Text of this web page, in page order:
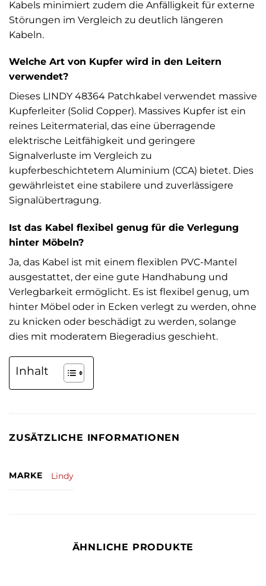
Kabels minimiert zudem die Anfälligkeit für externe
Störungen im Vergleich zu deutlich längeren
Kabeln.
Welche Art von Kupfer wird in den Leitern
verwendet?
Dieses LINDY 48364 Patchkabel verwendet massive
Kupferleiter (Solid Copper). Massives Kupfer ist ein
reines Leitermaterial, das eine überragende
elektrische Leitfähigkeit und geringere
Signalverluste im Vergleich zu
kupferbeschichtetem Aluminium (CCA) bietet. Dies
gewährleistet eine stabilere und zuverlässigere
Signalübertragung.
Ist das Kabel flexibel genug für die Verlegung
hinter Möbeln?
Ja, das Kabel ist mit einem flexiblen PVC-Mantel
ausgestattet, der eine gute Handhabung und
Verlegbarkeit ermöglicht. Es ist flexibel genug, um
hinter Möbel oder in Ecken verlegt zu werden, ohne
zu knicken oder beschädigt zu werden, solange
dies mit moderatem Biegeradius geschieht.
Inhalt
ZUSÄTZLICHE INFORMATIONEN
MARKE Lindy
ÄHNLICHE PRODUKTE